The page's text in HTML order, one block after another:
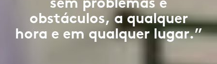
obstáculos, a qualquer
hora e em qualquer lugar.”